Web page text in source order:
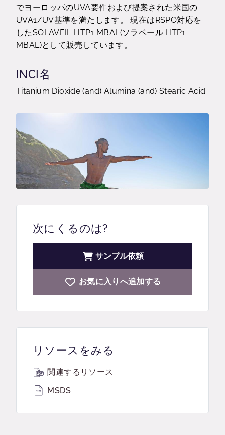
でヨーロッパのUVA要件および提案された米国の
UVA1/UV基準を満たします。 現在はRSPO対応を
したSOLAVEIL HTP1 MBAL(ソラベール HTP1
MBAL)として販売しています。
INCI名
Titanium Dioxide (and) Alumina (and) Stearic Acid
次にくるのは?
サンプル依頼
お気に入りへ追加する
リソースをみる
関連するリソース
MSDS